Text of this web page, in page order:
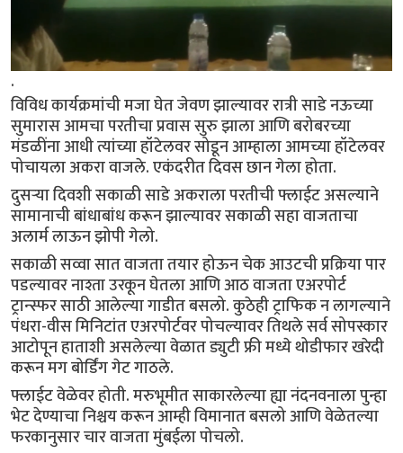
.
विविध कार्यक्रमांची मजा घेत जेवण झाल्यावर रात्री साडे नऊच्या
सुमारास आमचा परतीचा प्रवास सुरु झाला आणि बरोबरच्या
मंडळींना आधी त्यांच्या हॉटेलवर सोडून आम्हाला आमच्या हॉटेलवर
पोचायला अकरा वाजले. एकंदरीत दिवस छान गेला होता.
दुसऱ्या दिवशी सकाळी साडे अकराला परतीची फ्लाईट असल्याने
सामानाची बांधाबांध करून झाल्यावर सकाळी सहा वाजताचा
अलार्म लाऊन झोपी गेलो.
सकाळी सव्वा सात वाजता तयार होऊन चेक आउटची प्रक्रिया पार
पडल्यावर नाश्ता उरकून घेतला आणि आठ वाजता एअरपोर्ट
ट्रान्स्फर साठी आलेल्या गाडीत बसलो. कुठेही ट्राफिक न लागल्याने
पंधरा-वीस मिनिटांत एअरपोर्टवर पोचल्यावर तिथले सर्व सोपस्कार
आटोपून हाताशी असलेल्या वेळात ड्युटी फ्री मध्ये थोडीफार खरेदी
करून मग बोर्डिंग गेट गाठले.
फ्लाईट वेळेवर होती. मरुभूमीत साकारलेल्या ह्या नंदनवनाला पुन्हा
भेट देण्याचा निश्चय करून आम्ही विमानात बसलो आणि वेळेतल्या
फरकानुसार चार वाजता मुंबईला पोचलो.